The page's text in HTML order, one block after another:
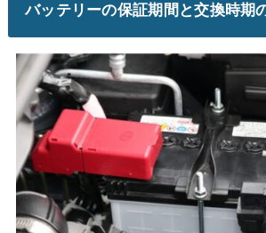
バッテリーの保証期間と交換時期